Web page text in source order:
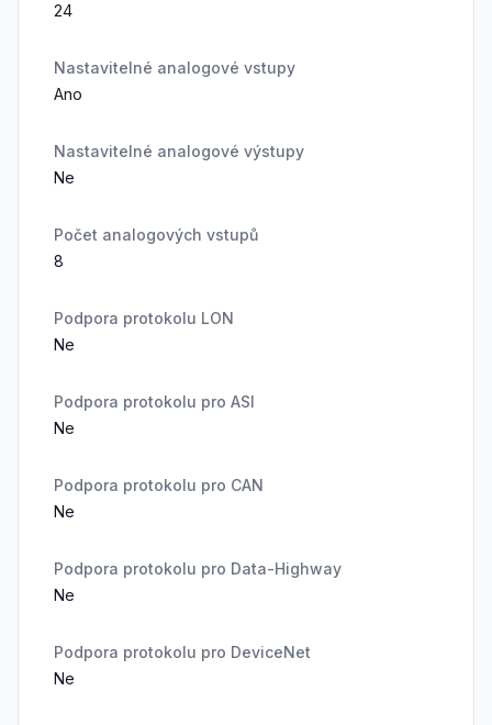
24
Nastavitelné analogové vstupy
Ano
Nastavitelné analogové výstupy
Ne
Počet analogových vstupů
8
Podpora protokolu LON
Ne
Podpora protokolu pro ASI
Ne
Podpora protokolu pro CAN
Ne
Podpora protokolu pro Data-Highway
Ne
Podpora protokolu pro DeviceNet
Ne